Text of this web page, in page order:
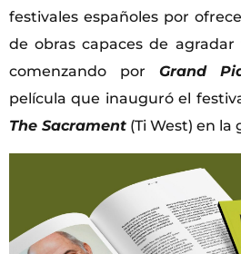
festivales españoles por
de obras capaces de
comenzando por Grand
película que inauguró el
The Sacrament (Ti West) en la